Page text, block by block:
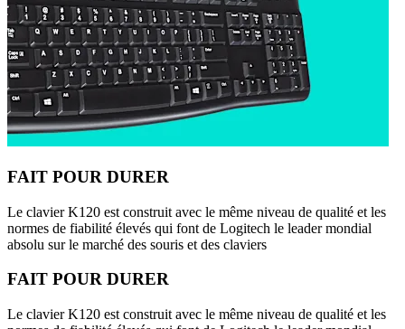
FAIT POUR DURER
Le clavier K120 est construit avec le même niveau de qualité et les
normes de fiabilité élevés qui font de Logitech le leader mondial
absolu sur le marché des souris et des claviers
FAIT POUR DURER
Le clavier K120 est construit avec le même niveau de qualité et les